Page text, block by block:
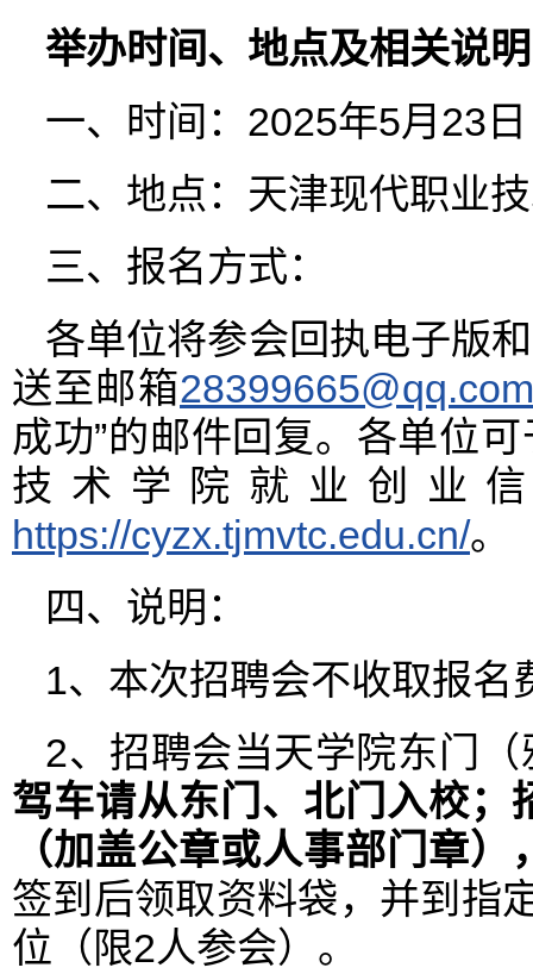
举办时间、地点及相关说
一、时间：2025年5月23
二、地点：天津现代职业
三、报名方式：
各单位将参会回执电子版
送至邮箱28399665@qq.com
成功”的邮件回复。各单位
技术学院就业创业
https://cyzx.tjmvtc.edu.cn/。
四、说明：
1、本次招聘会不收取报
2、招聘会当天学院东门
驾车请从东门、北门入校；
（加盖公章或人事部门章）
签到后领取资料袋，并到指
位（限2人参会）。